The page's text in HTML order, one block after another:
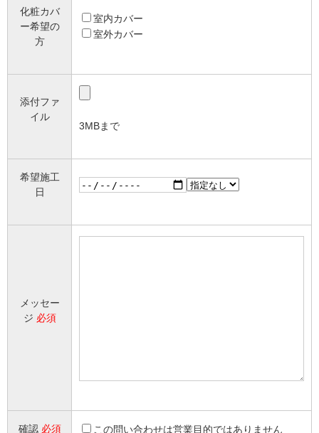
化粧カバ
ー希望の
方
室内カバー
室外カバー
添付ファ
イル
3MBまで
希望施工
日
メッセー
ジ 必須
確認 必須 この問い合わせは営業目的ではありません